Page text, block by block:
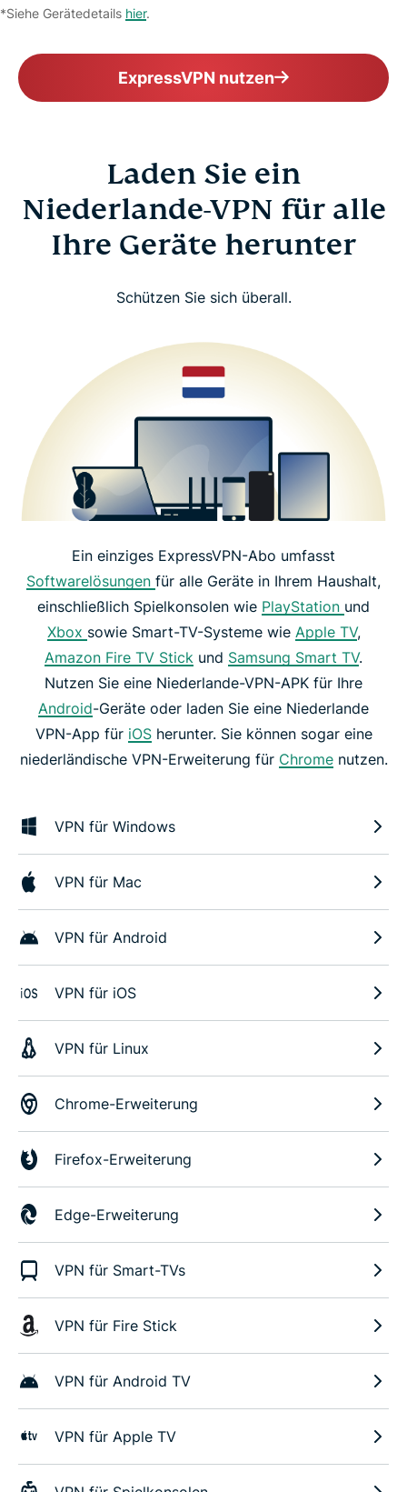
*Siehe Gerätedetails hier.
ExpressVPN nutzen
Laden Sie ein
Niederlande-VPN für alle
Ihre Geräte herunter
Schützen Sie sich überall.
Ein einziges ExpressVPN-Abo umfasst
Softwarelösungen für alle Geräte in Ihrem Haushalt,
einschließlich Spielkonsolen wie PlayStation und
Xbox sowie Smart-TV-Systeme wie Apple TV,
Amazon Fire TV Stick und Samsung Smart TV.
Nutzen Sie eine Niederlande-VPN-APK für Ihre
Android-Geräte oder laden Sie eine Niederlande
VPN-App für iOSherunter. Sie können sogar eine
niederländische VPN-Erweiterung für Chromenutzen.
VPN für Windows
VPN für Mac
VPN für Android
VPN für iOS
VPN für Linux
Chrome-Erweiterung
Firefox-Erweiterung
Edge-Erweiterung
VPN für Smart-TVs
VPN für Fire Stick
VPN für Android TV
VPN für Apple TV